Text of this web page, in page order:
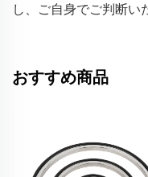
し、ご自身でご判断い
おすすめ商品